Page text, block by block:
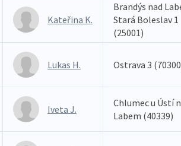
Kateřina K.
Brandýs nad
Stará Boleslav 1
(25001)
Lukas H. Ostrava 3
Iveta J.
Chlumec u Ústí
Labem (40339)